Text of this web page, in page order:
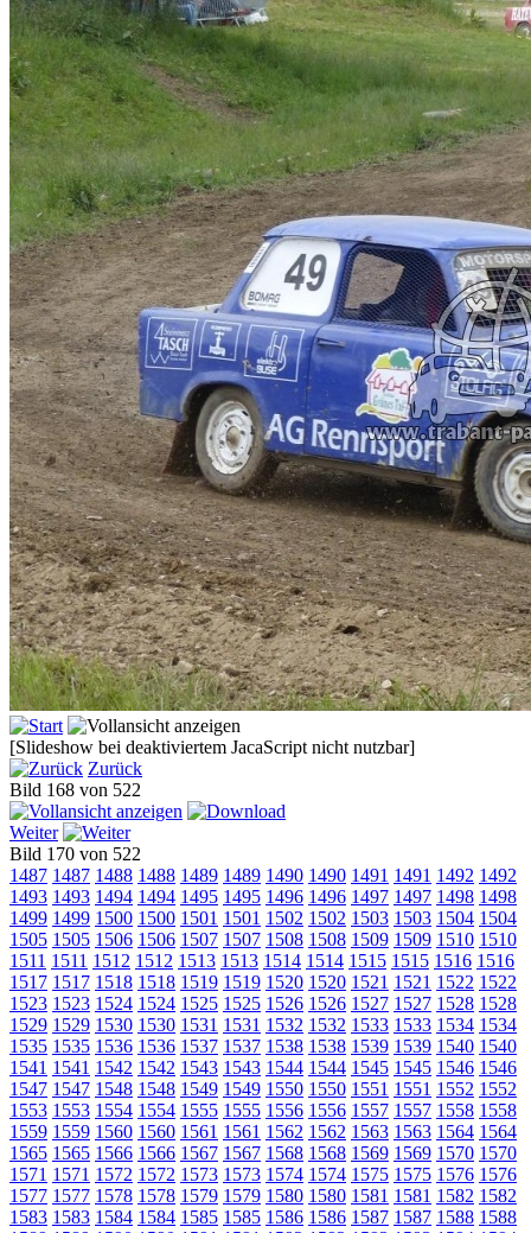
[Slideshow bei deaktiviertem JacaScript nicht nutzbar]
Zurück
Bild 168 von 522
Weiter
Bild 170 von 522
1487 1487 1488 1488 1489 1489 1490 1490 1491 1491 1492 1492
1493 1493 1494 1494 1495 1495 1496 1496 1497 1497 1498 1498
1499 1499 1500 1500 1501 1501 1502 1502 1503 1503 1504 1504
1505 1505 1506 1506 1507 1507 1508 1508 1509 1509 1510 1510
1511 1511 1512 1512 1513 1513 1514 1514 1515 1515 1516 1516
1517 1517 1518 1518 1519 1519 1520 1520 1521 1521 1522 1522
1523 1523 1524 1524 1525 1525 1526 1526 1527 1527 1528 1528
1529 1529 1530 1530 1531 1531 1532 1532 1533 1533 1534 1534
1535 1535 1536 1536 1537 1537 1538 1538 1539 1539 1540 1540
1541 1541 1542 1542 1543 1543 1544 1544 1545 1545 1546 1546
1547 1547 1548 1548 1549 1549 1550 1550 1551 1551 1552 1552
1553 1553 1554 1554 1555 1555 1556 1556 1557 1557 1558 1558
1559 1559 1560 1560 1561 1561 1562 1562 1563 1563 1564 1564
1565 1565 1566 1566 1567 1567 1568 1568 1569 1569 1570 1570
1571 1571 1572 1572 1573 1573 1574 1574 1575 1575 1576 1576
1577 1577 1578 1578 1579 1579 1580 1580 1581 1581 1582 1582
1583 1583 1584 1584 1585 1585 1586 1586 1587 1587 1588 1588